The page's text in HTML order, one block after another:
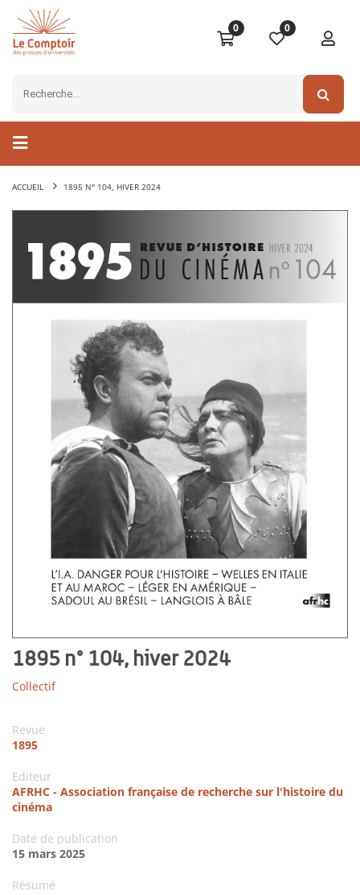
0 0
ACCUEIL 1895 N° 104, HIVER 2024
1895 n° 104, hiver 2024
Collectif
Revue
1895
Editeur
AFRHC - Association française de recherche sur l'histoire du
cinéma
Date de publication
15 mars 2025
Résumé